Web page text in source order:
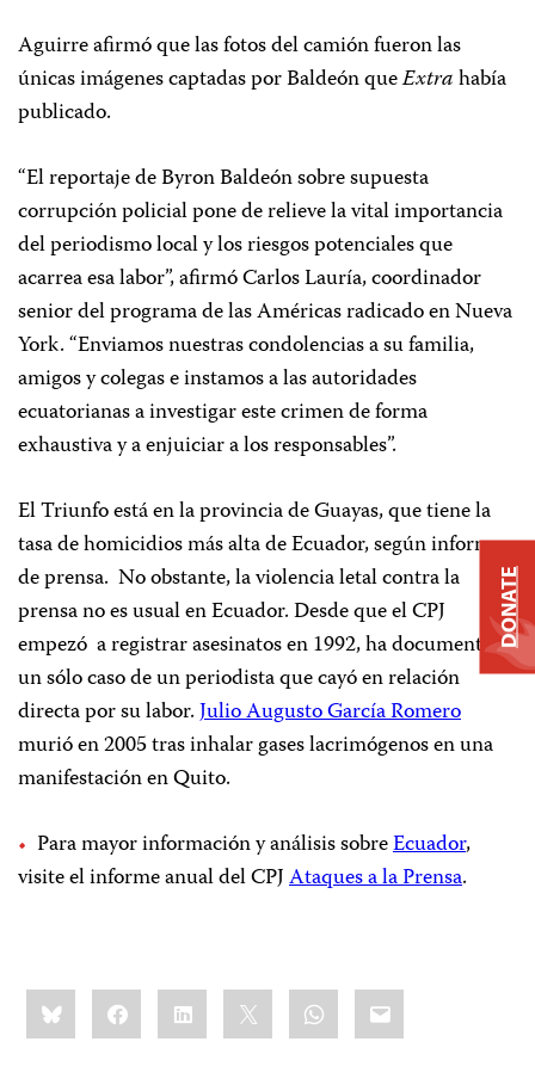
Aguirre afirmó que las fotos del camión fueron las
únicas imágenes captadas por Baldeón queExtrahabía
publicado.
“El reportaje de Byron Baldeón sobre supuesta
corrupción policial pone de relieve la vital importancia
del periodismo local y los riesgos potenciales que
acarrea esa labor”, afirmó Carlos Lauría, coordinador
senior del programa de las Américas radicado en Nueva
York. “Enviamos nuestras condolencias a su familia,
amigos y colegas e instamos a las autoridades
ecuatorianas a investigar este crimen de forma
exhaustiva y a enjuiciar a los responsables”.
El Triunfo está en la provincia de Guayas, que tiene la
tasa de homicidios más alta de Ecuador, según informes
de prensa. No obstante, la violencia letal contra la
prensa no es usual en Ecuador. Desde que el CPJ
empezó a registrar asesinatos en 1992, ha documentado
un sólo caso de un periodista que cayó en relación
directa por su labor.Julio Augusto García Romero
murió en 2005 tras inhalar gases lacrimógenos en una
manifestación en Quito.
Para mayor información y análisis sobreEcuador,
visite el informe anual del CPJAtaques a la Prensa.
Share
this:BlueskyFacebookLinkedIn WhatsApp
Email
DONATE